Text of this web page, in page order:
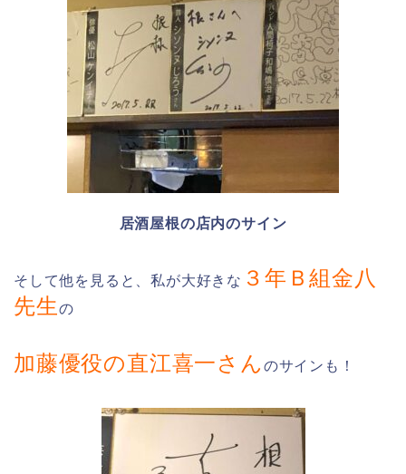
居酒屋根の店内のサイン
そして他を見ると、私が大好きな ３年Ｂ組金八
先生の
加藤優役の直江喜一さん のサインも！